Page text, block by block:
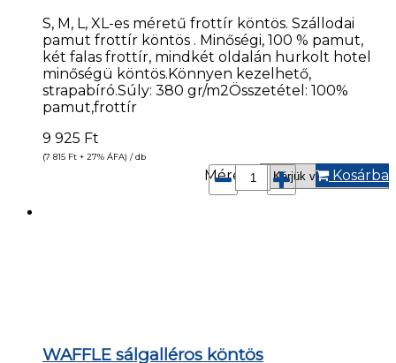
S, M, L, XL-es méretű frottír köntös. Szállodai
pamut frottír köntös . Minőségi, 100 % pamut,
két falas frottír, mindkét oldalán hurkolt hotel
minőségü köntös.Könnyen kezelhető,
strapabíró.Súly: 380 gr/m2Összetétel: 100%
pamut,frottír
9 925 Ft
(7 815 Ft + 27% ÁFA) / db
Méret*: Kosárba
WAFFLE sálgalléros köntös